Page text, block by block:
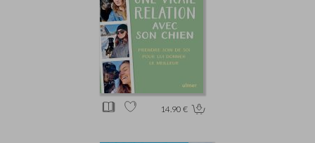
14.90 €